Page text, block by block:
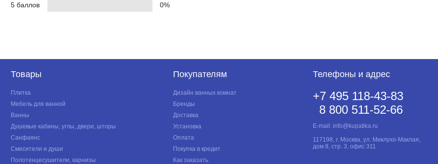
5 баллов 0%
Товары
Плитка
Мебель для ванной
Ванны
Душевые кабины, углы, двери, шторы
Санфаянс
Смесители и души
Полотенцесушители, карнизы
Покупателям
Дизайн ванных комнат
Бренды
Доставка
Установка
Оплата
Покупка в кредит
Как заказать
Телефоны и адрес
+7 495 118-43-83
8 800 511-52-66
E-mail: info@kupatika.ru
117198, г. Москва, ул. Миклухо-Маклая,
дом 8, стр. 3, офис 311